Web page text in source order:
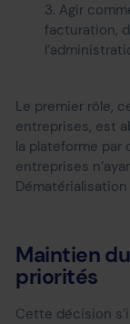
Agir
facturation,
Le premier rôle,
entreprises, est
la plateforme par
entreprises
Dématérialisation
Maintien
priorités
Cette décision